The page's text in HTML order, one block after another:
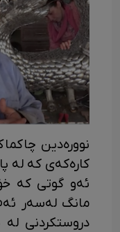
کارەکەی کە لە
مانگ لەسەر